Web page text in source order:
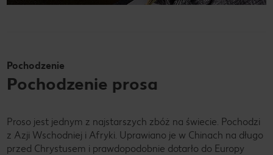
Pochodzenie
Pochodzenie prosa
Proso jest jednym z najstarszych zbóż na świecie. Pochodzi
z Azji Wschodniej i Afryki. Uprawiano je w Chinach na długo
przed Chrystusem i prawdopodobnie dotarło do Europy